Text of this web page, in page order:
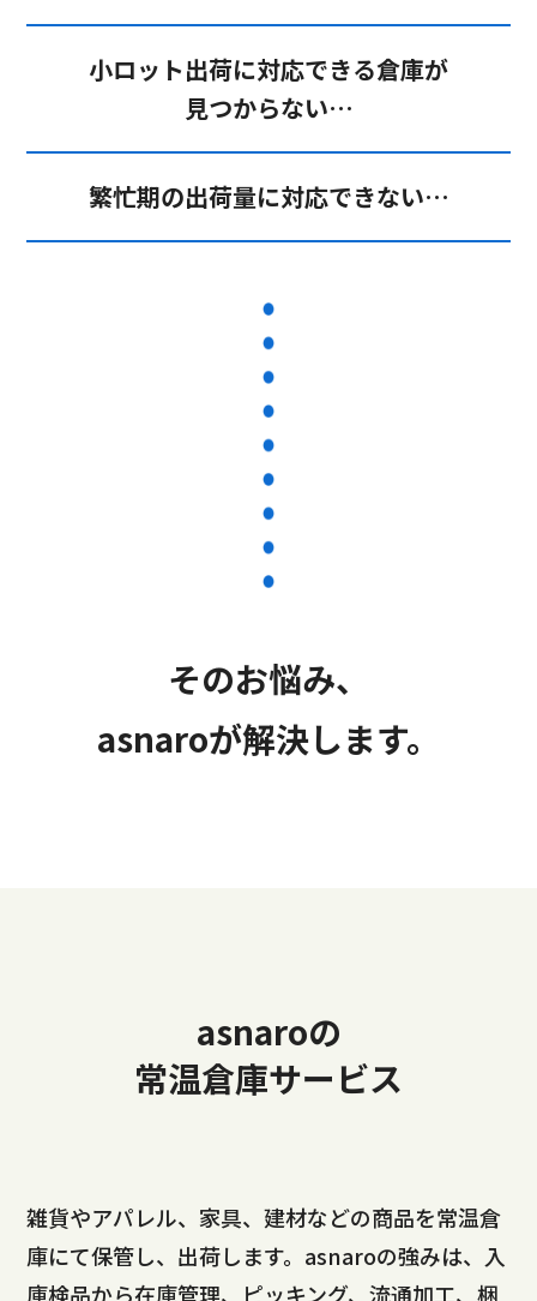
小ロット出荷に対応できる倉庫が
見つからない…
繁忙期の出荷量に対応できない…
そのお悩み、
asnaroが解決します。
asnaroの
常温倉庫サービス
雑貨やアパレル、家具、建材などの商品を常温倉
庫にて保管し、出荷します。asnaroの強みは、入
庫検品から在庫管理、ピッキング、流通加工、梱